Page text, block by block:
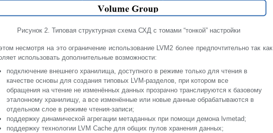
Рисунок 2. Типовая структурная схема СХД с томами “тонкой” настройки
несмотря на это ограничение использование LVM2 более предпочтительно так как
использовать дополнительные возможности:
подключение внешнего хранилища, доступного в режиме только для чтения в
качестве основы для создания типовых LVM-разделов, при котором все
обращения на чтение не изменённых данных прозрачно транслируются к базовому
эталонному хранилищу, а все изменённые или новые данные обрабатываются в
отдельном слое в режиме чтения-записи;
поддержку динамической агрегации метаданных при помощи демона lvmetad;
поддержку технологии LVM Cache для общих пулов хранения данных;